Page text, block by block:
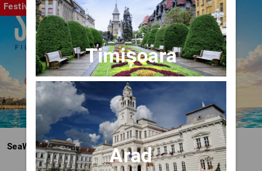
Festival
SeaWave Film & Arts Festival editia IV
Timișoara
Arad